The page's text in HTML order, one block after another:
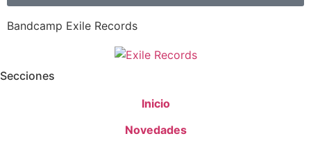
Bandcamp Exile Records
Secciones
Inicio
Novedades